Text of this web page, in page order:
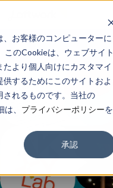
、お客様のコンピューターに
このCookieは、ウェブサイト
より個人向けにカスタマイ
するためにこのサイトおよ
されるものです。当社の
、 プライバシーポリシーを
承認